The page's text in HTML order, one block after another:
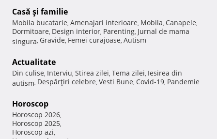
Casă şi familie
Mobila bucatarie, Amenajari interioare, Mobila, Canapele,
Dormitoare, Design interior, Parenting, Jurnal de mama
singura, Gravide, Femei curajoase, Autism
Actualitate
Din culise, Interviu, Stirea zilei, Tema zilei, Iesirea din
autism, Despărţiri celebre, Vesti Bune, Covid-19, Pandemie
Horoscop
Horoscop 2026,
Horoscop 2025,
Horoscop azi,